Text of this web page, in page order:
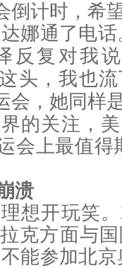
倒计时，希
娜通了电话
反复对我
头，我也
会，她同样
的关注，
会上最值得
溃
想开玩笑
克方面与
能参加北